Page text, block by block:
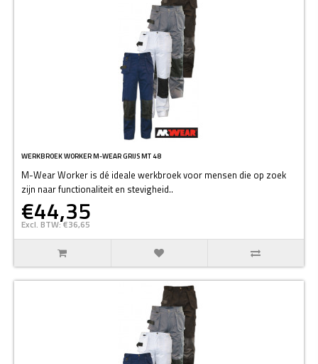
WERKBROEK WORKER M-WEAR GRIJS MT 48
M-Wear Worker is dé ideale werkbroek voor mensen die op zoek
zijn naar functionaliteit en stevigheid..
€44,35
Excl. BTW: €36,65